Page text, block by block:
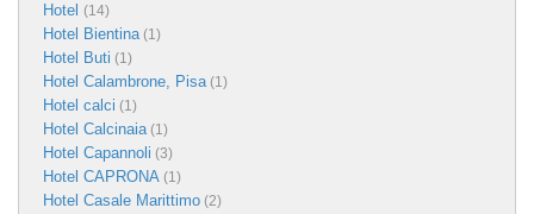
Hotel (14)
Hotel Bientina(1)
Hotel Buti (1)
Hotel Calambrone, Pisa(1)
Hotel calci (1)
Hotel Calcinaia(1)
Hotel Capannoli (3)
Hotel CAPRONA (1)
Hotel Casale Marittimo (2)